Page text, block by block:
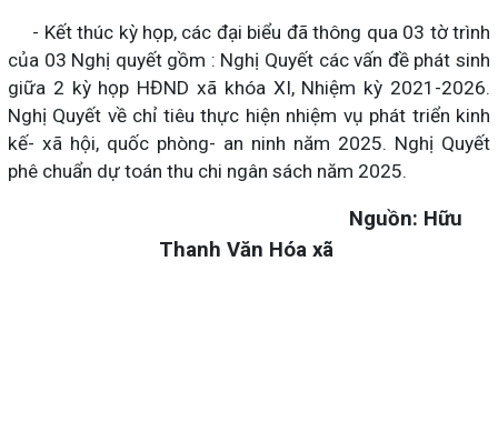
- Kết thúc kỳ họp, các đại biểu đã thông qua 03 tờ trình
của 03 Nghị quyết gồm : Nghị Quyết các vấn đề phát sinh
giữa 2 kỳ họp HĐND xã khóa XI, Nhiệm kỳ 2021-2026.
Nghị Quyết về chỉ tiêu thực hiện nhiệm vụ phát triển kinh
kế- xã hội, quốc phòng- an ninh năm 2025. Nghị Quyết
phê chuẩn dự toán thu chi ngân sách năm 2025.
Nguồn: Hữu
Thanh Văn Hóa xã